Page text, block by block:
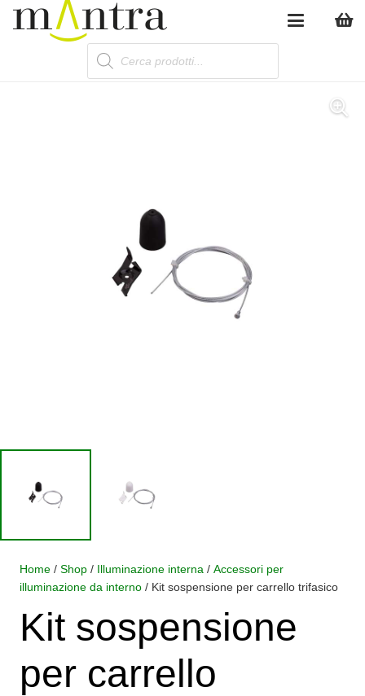
Products
search
Home / Shop / Illuminazione interna / Accessori per
illuminazione da interno / Kit sospensione per carrello trifasico
Kit sospensione
per carrello